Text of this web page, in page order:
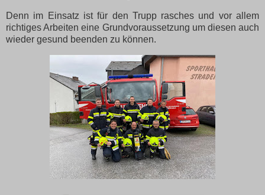
Denn im Einsatz ist für den Trupp rasches und vor allem
richtiges Arbeiten eine Grundvoraussetzung um diesen auch
wieder gesund beenden zu können.